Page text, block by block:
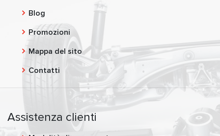
Blog
Promozioni
Mappa del sito
Contatti
Assistenza clienti